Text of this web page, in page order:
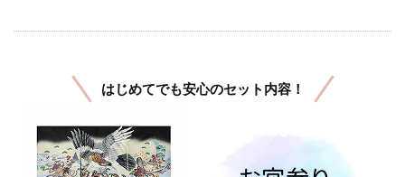
はじめてでも安心のセット内容！